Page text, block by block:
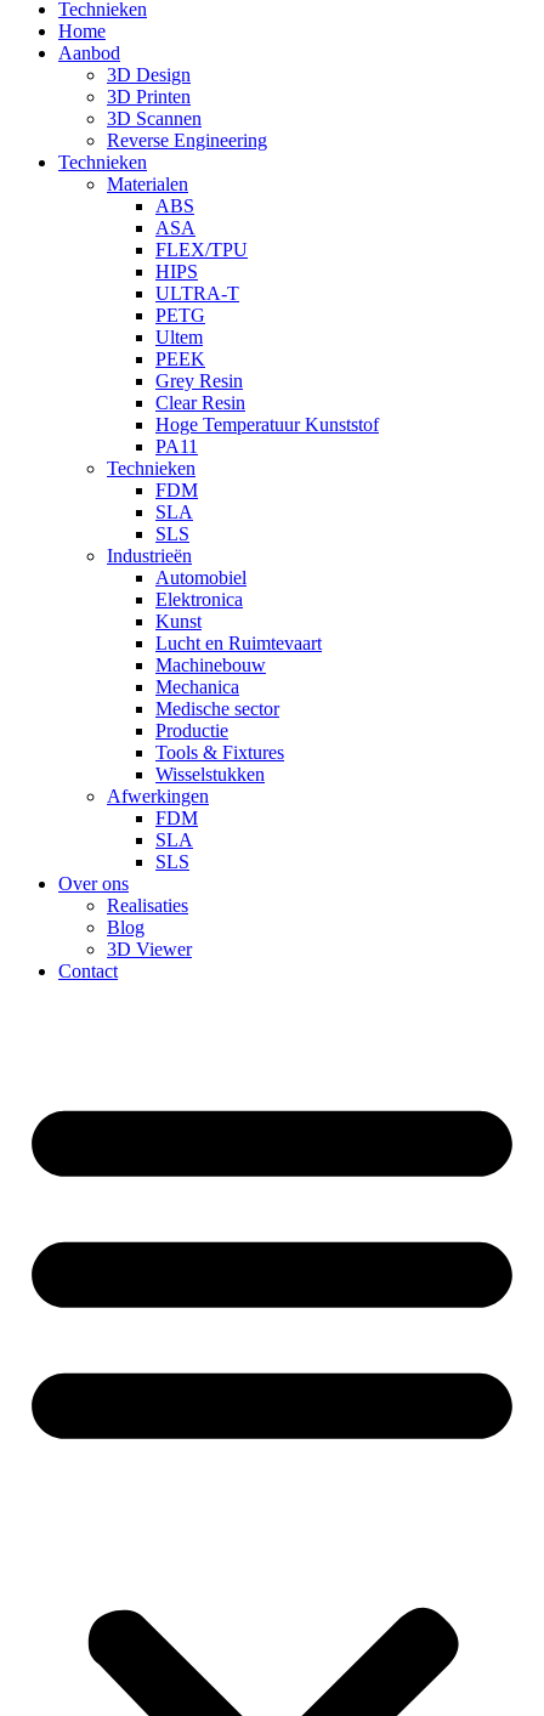
Technieken
Home
Aanbod
3D Design
3D Printen
3D Scannen
Reverse Engineering
Technieken
Materialen
ABS
ASA
FLEX/TPU
HIPS
ULTRA-T
PETG
Ultem
PEEK
Grey Resin
Clear Resin
Hoge Temperatuur Kunststof
PA11
Technieken
FDM
SLA
SLS
Industrieën
Automobiel
Elektronica
Kunst
Lucht en Ruimtevaart
Machinebouw
Mechanica
Medische sector
Productie
Tools & Fixtures
Wisselstukken
Afwerkingen
FDM
SLA
SLS
Over ons
Realisaties
Blog
3D Viewer
Contact